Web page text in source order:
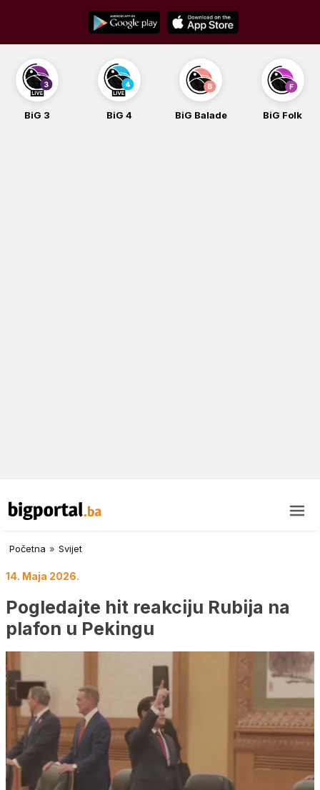
content
BiG 4 BiG Balade BiG Folk BiG iG
Početna » Svijet
14. Maja 2026.
Pogledajte hit reakciju Rubija na
plafon u Pekingu